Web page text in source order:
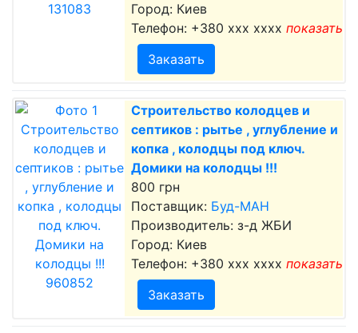
Город: Киев
Телефон: +380 xxx xxxx показать
Заказать
Строительство колодцев и
септиков : рытье , углубление и
копка , колодцы под ключ.
Домики на колодцы !!!
800 грн
Поставщик: Буд-МАН
Производитель: з-д ЖБИ
Город: Киев
Телефон: +380 xxx xxxx показать
Заказать